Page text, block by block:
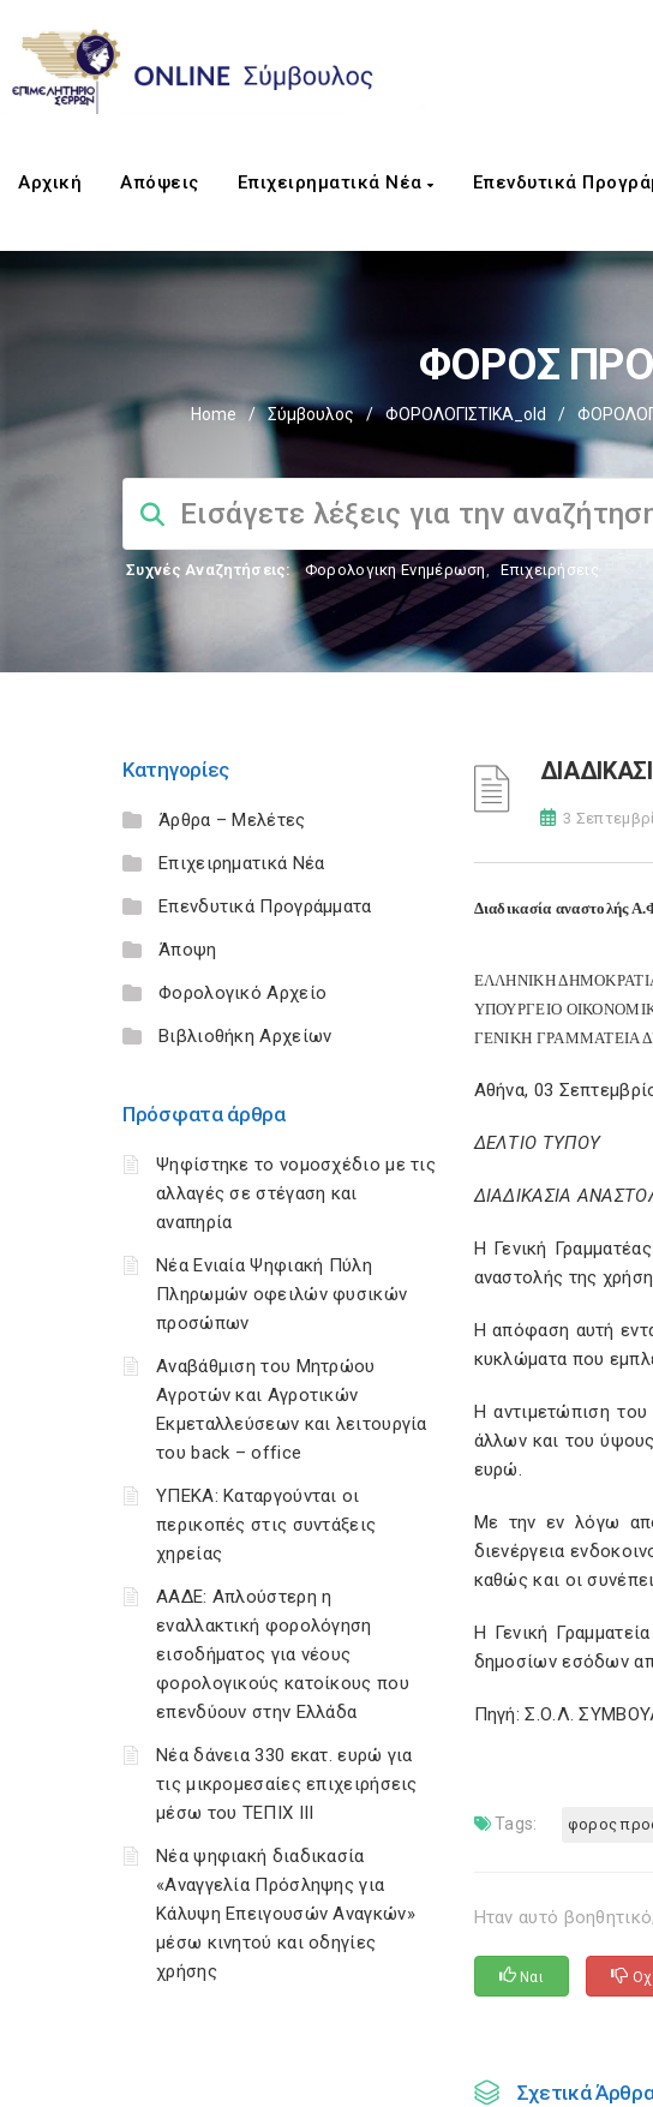
Αρχική Απόψεις Επιχειρηματικά Νέα Επενδυτικά
ΦΟΡΟΣ
Home / Σύμβουλος / ΦΟΡΟΛΟΓΙΣΤΙΚΑ_old /
Συχνές Αναζητήσεις: Φορολογικη Ενημέρωση, Επιχειρήσεις
Κατηγορίες
Άρθρα – Μελέτες
Επιχειρηματικά Νέα
Επενδυτικά Προγράμματα
Άποψη
Φορολογικό Αρχείο
Βιβλιοθήκη Αρχείων
Πρόσφατα άρθρα
Ψηφίστηκε το νομοσχέδιο με τις
αλλαγές σε στέγαση και
αναπηρία
Νέα Ενιαία Ψηφιακή Πύλη
Πληρωμών οφειλών φυσικών
προσώπων
Αναβάθμιση του Μητρώου
Αγροτών και Αγροτικών
Εκμεταλλεύσεων και λειτουργία
του back – office
ΥΠΕΚΑ: Καταργούνται οι
περικοπές στις συντάξεις
χηρείας
ΑΑΔΕ: Απλούστερη η
εναλλακτική φορολόγηση
εισοδήματος για νέους
φορολογικούς κατοίκους που
επενδύουν στην Ελλάδα
Νέα δάνεια 330 εκατ. ευρώ για
τις μικρομεσαίες επιχειρήσεις
μέσω του ΤΕΠΙΧ ΙΙΙ
Νέα ψηφιακή διαδικασία
«Αναγγελία Πρόσληψης για
Κάλυψη Επειγουσών Αναγκών»
μέσω κινητού και οδηγίες
χρήσης
3
Διαδικασία αναστολής
ΕΛΛΗΝΙΚΗ
ΥΠΟΥΡΓΕΙΟ
ΓΕΝΙΚΗ ΓΡΑΜΜΑΤΕΙΑ
Αθήνα, 03
ΔΕΛΤΙΟ ΤΥΠΟΥ
ΔΙΑΔΙΚΑΣΙΑ
Η Γενική
αναστολής της
Η απόφαση αυτή
κυκλώματα που
Η αντιμετώπιση
άλλων και του
ευρώ.
Με την εν λόγω
διενέργεια
καθώς και οι
Η Γενική
δημοσίων εσόδων
Πηγή: Σ.Ο.Λ.
Tags: φορος
Ηταν αυτό βοηθητικό;
Ναι
Σχετικά